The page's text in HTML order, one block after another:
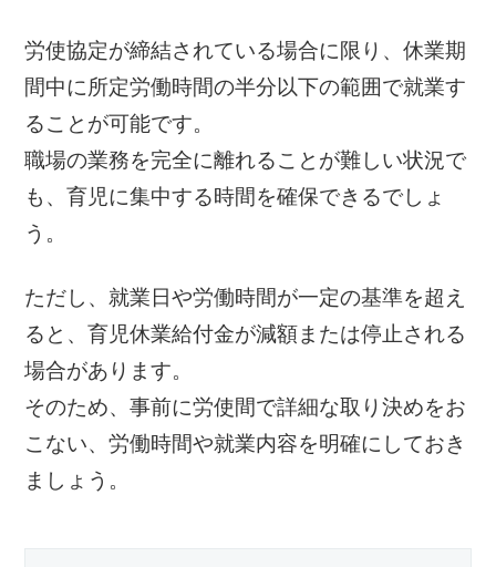
労使協定が締結されている場合に限り、休業期
間中に所定労働時間の半分以下の範囲で就業す
ることが可能です。
職場の業務を完全に離れることが難しい状況で
も、育児に集中する時間を確保できるでしょ
う。
ただし、就業日や労働時間が一定の基準を超え
ると、育児休業給付金が減額または停止される
場合があります。
そのため、事前に労使間で詳細な取り決めをお
こない、労働時間や就業内容を明確にしておき
ましょう。